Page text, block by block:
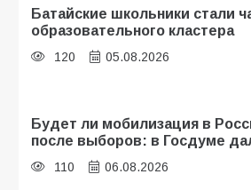
Батайские школьники стали
образовательного кластера
120 05.08.2026
Будет ли мобилизация в
после выборов: в Госдуме
110 06.08.2026